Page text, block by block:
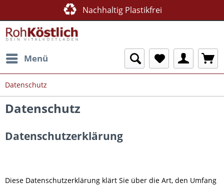
Nachhaltig Plastikfrei
Menü
Datenschutz
Datenschutz
Datenschutzerklärung
Diese Datenschutzerklärung klärt Sie über die Art, den Umfang